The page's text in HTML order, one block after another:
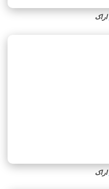
اراک
اراک